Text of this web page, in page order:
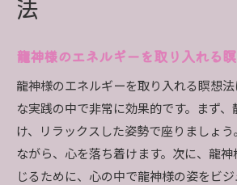
法
龍神様のエネルギーを取り入れる
龍神様のエネルギーを取り入れる瞑想
な実践の中で非常に効果的です。まず、
け、リラックスした姿勢で座りましょ
ながら、心を落ち着けます。次に、龍
じるために、心の中で龍神様の姿をビ